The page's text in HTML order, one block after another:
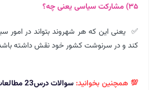
۳۵) مشارکت سیاسی یعنی چه؟
✅ یعنی این که هر شهروند بتواند در امور
کند و در سرنوشت کشور خود نقش داشته
💯 همچنین بخوانید: سوالات درس23 مطالعات نهم